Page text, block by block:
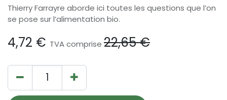
Thierry Farrayre aborde ici toutes les questions que l’on
se pose sur l’alimentation bio.
4,72 € TVA comprise 22,65€